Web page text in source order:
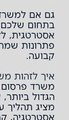
גם אם למשרד
בתחום
אסטרטגית,
פתרונות
קבועה.
איך לזהות
משרד
הגדול
מציג תהליך
אסטרטגיה,